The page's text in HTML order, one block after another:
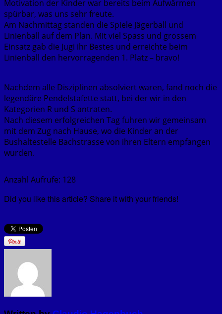
Motivation der Kinder war bereits beim Aufwärmen
spürbar, was uns sehr freute.
Am Nachmittag standen die Spiele Jägerball und
Linienball auf dem Plan. Mit viel Spass und grossem
Einsatz gab die Jugi ihr Bestes und erreichte beim
Linienball den hervorragenden 1. Platz – bravo!
Nachdem alle Disziplinen absolviert waren, fand noch die
legendäre Pendelstafette statt, bei der wir in den
Kategorien R und S antraten.
Nach diesem erfolgreichen Tag fuhren wir gemeinsam
mit dem Zug nach Hause, wo die Kinder an der
Bushaltestelle Bachstrasse von ihren Eltern empfangen
wurden.
Anzahl Aufrufe: 128
Did you like this article? Share it with your friends!